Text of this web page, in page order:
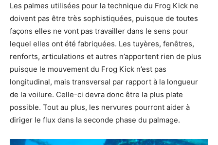
Les palmes utilisées pour la technique du Frog Kick ne
doivent pas être très sophistiquées, puisque de toutes
façons elles ne vont pas travailler dans le sens pour
lequel elles ont été fabriquées. Les tuyères, fenêtres,
renforts, articulations et autres n’apportent rien de plus
puisque le mouvement du Frog Kick n’est pas
longitudinal, mais transversal par rapport à la longueur
de la voilure. Celle-ci devra donc être la plus plate
possible. Tout au plus, les nervures pourront aider à
diriger le flux dans la seconde phase du palmage.